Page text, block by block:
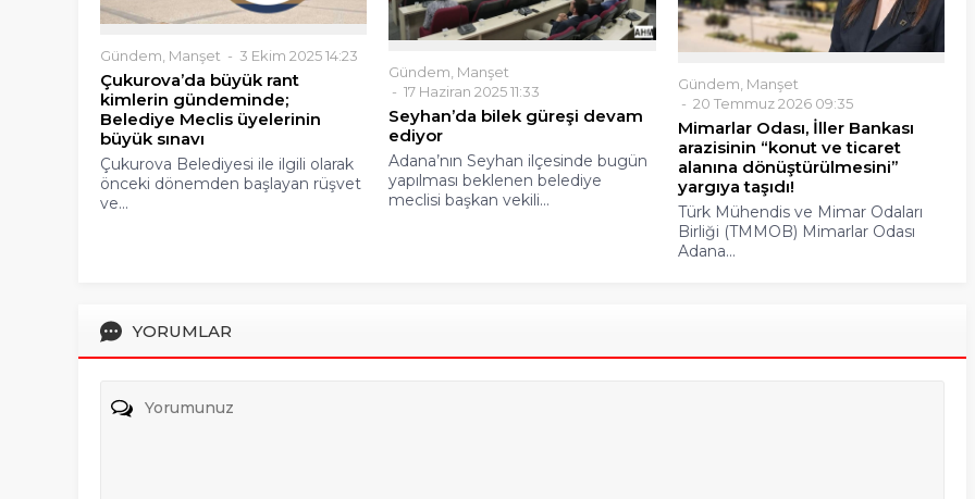
Gündem Manşet 3 Ekim 2025 14:23
Çukurova’da büyük rant
kimlerin gündeminde;
Belediye Meclis üyelerinin
büyük sınavı
Çukurova Belediyesi ile ilgili olarak
önceki dönemden başlayan rüşvet
ve...
Gündem Manşet
17 Haziran 2025 11:33
Seyhan’da bilek güreşi devam
ediyor
Adana’nın Seyhan ilçesinde bugün
yapılması beklenen belediye
meclisi başkan vekili...
Gündem Manşet
20 Temmuz 2026 09:35
Mimarlar Odası, İller Bankası
arazisinin “konut ve ticaret
alanına dönüştürülmesini”
yargıya taşıdı!
Türk Mühendis ve Mimar Odaları
Birliği (TMMOB) Mimarlar Odası
Adana...
YORUMLAR